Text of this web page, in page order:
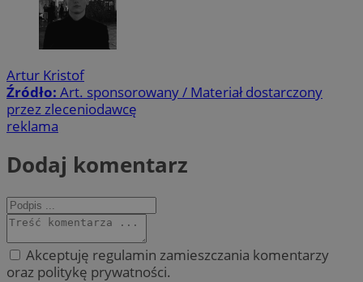
Artur Kristof
Źródło: Art. sponsorowany / Materiał dostarczony
przez zleceniodawcę
reklama
Dodaj komentarz
Akceptuję regulamin zamieszczania komentarzy
oraz politykę prywatności.